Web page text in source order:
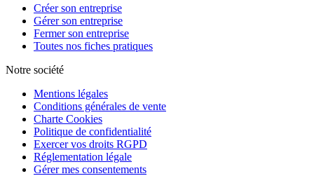
Créer son entreprise
Gérer son entreprise
Fermer son entreprise
Toutes nos fiches pratiques
Notre société
Mentions légales
Conditions générales de vente
Charte Cookies
Politique de confidentialité
Exercer vos droits RGPD
Réglementation légale
Gérer mes consentements